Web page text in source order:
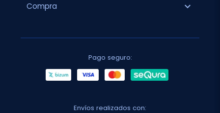
Compra expand_more
Pago seguro:
Envíos realizados con: